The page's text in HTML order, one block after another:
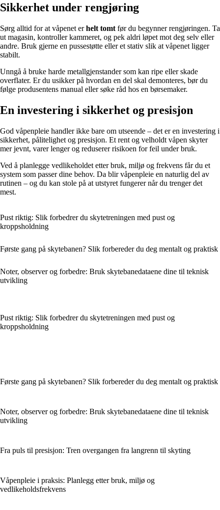
Sikkerhet under rengjøring
Sørg alltid for at våpenet erhelt tomt før du begynner rengjøringen. Ta
ut magasin, kontroller kammeret, og pek aldri løpet mot deg selv eller
andre. Bruk gjerne en pussestøtte eller et stativ slik at våpenet ligger
stabilt.
Unngå å bruke harde metallgjenstander som kan ripe eller skade
overflater. Er du usikker på hvordan en del skal demonteres, bør du
følge produsentens manual eller søke råd hos en børsemaker.
En investering i sikkerhet og presisjon
God våpenpleie handler ikke bare om utseende – det er en investering i
sikkerhet, pålitelighet og presisjon. Et rent og velholdt våpen skyter
mer jevnt, varer lenger og reduserer risikoen for feil under bruk.
Ved å planlegge vedlikeholdet etter bruk, miljø og frekvens får du et
system som passer dine behov. Da blir våpenpleie en naturlig del av
rutinen – og du kan stole på at utstyret fungerer når du trenger det
mest.
Pust riktig: Slik forbedrer du skyte­treningen med pust og
kroppsholdning
Første gang på skytebanen? Slik forbereder du deg mentalt og praktisk
Noter, observer og forbedre: Bruk skytebanedataene dine til teknisk
utvikling
Pust riktig: Slik forbedrer du skyte­treningen med pust og
kroppsholdning
Første gang på skytebanen? Slik forbereder du deg mentalt og praktisk
Noter, observer og forbedre: Bruk skytebanedataene dine til teknisk
utvikling
Fra puls til presisjon: Tren overgangen fra langrenn til skyting
Våpenpleie i praksis: Planlegg etter bruk, miljø og
vedlikeholdsfrekvens